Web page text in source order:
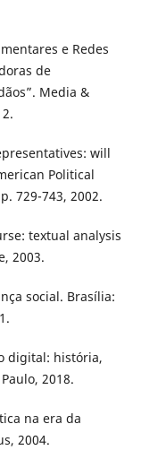
e Redes
de
Media &
will
Political
729-743, 2002.
textual analysis
2003.
social. Brasília:
digital: história,
2018.
na era da
2004.